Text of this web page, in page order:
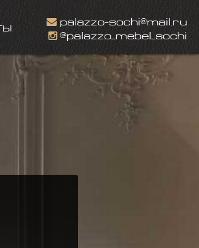
palazzo-sochi@mail.ru
@palazzo_mebel_sochi